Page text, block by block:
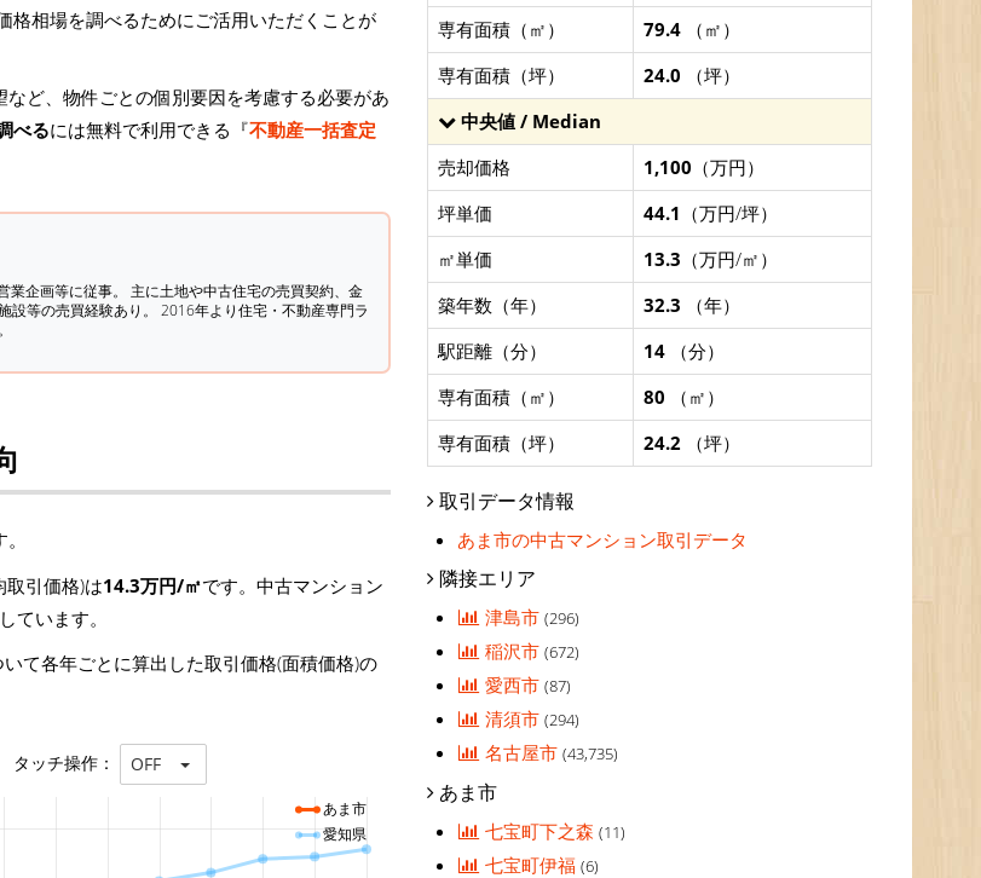
格相場を調べるためにご活用いただくことが
ど、物件ごとの個別要因を考慮する必要があ
べるには無料で利用できる『不動産一括査定
企画等に従事。 主に土地や中古住宅の売買契約、金
設等の売買経験あり。 2016年より住宅・不動産専門ラ
引価格)は14.3万円/㎡です。中古マンション
ています。
いて各年ごとに算出した取引価格(面積価格)の
ッチ操作： OFF
あま市
愛知県
専有面積（㎡）
79.4 （㎡）
専有面積（坪）
24.0 （坪）
中央値 / Median
売却価格
1,100 （万円）
坪単価
44.1 （万円/坪）
㎡単価
13.3 （万円/㎡）
築年数（年）
32.3 （年）
駅距離（分）
14 （分）
専有面積（㎡）
80 （㎡）
専有面積（坪）
24.2 （坪）
取引データ情報
あま市の中古マンション取引データ
隣接エリア
津島市(296)
稲沢市(672)
愛西市(87)
清須市(294)
名古屋市(43,735)
あま市
七宝町下之森(11)
七宝町伊福(6)